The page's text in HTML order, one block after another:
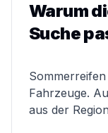
Warum
Suche
Fahrzeuge.
aus der